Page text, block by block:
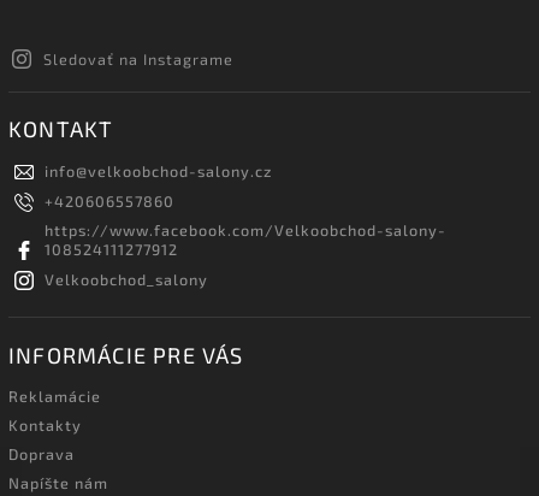
Sledovať na Instagrame
KONTAKT
info@velkoobchod-salony.cz
+420606557860
https://www.facebook.com/Velkoobchod-salony-
108524111277912
Velkoobchod_salony
INFORMÁCIE PRE VÁS
Reklamácie
Kontakty
Doprava
Napíšte nám